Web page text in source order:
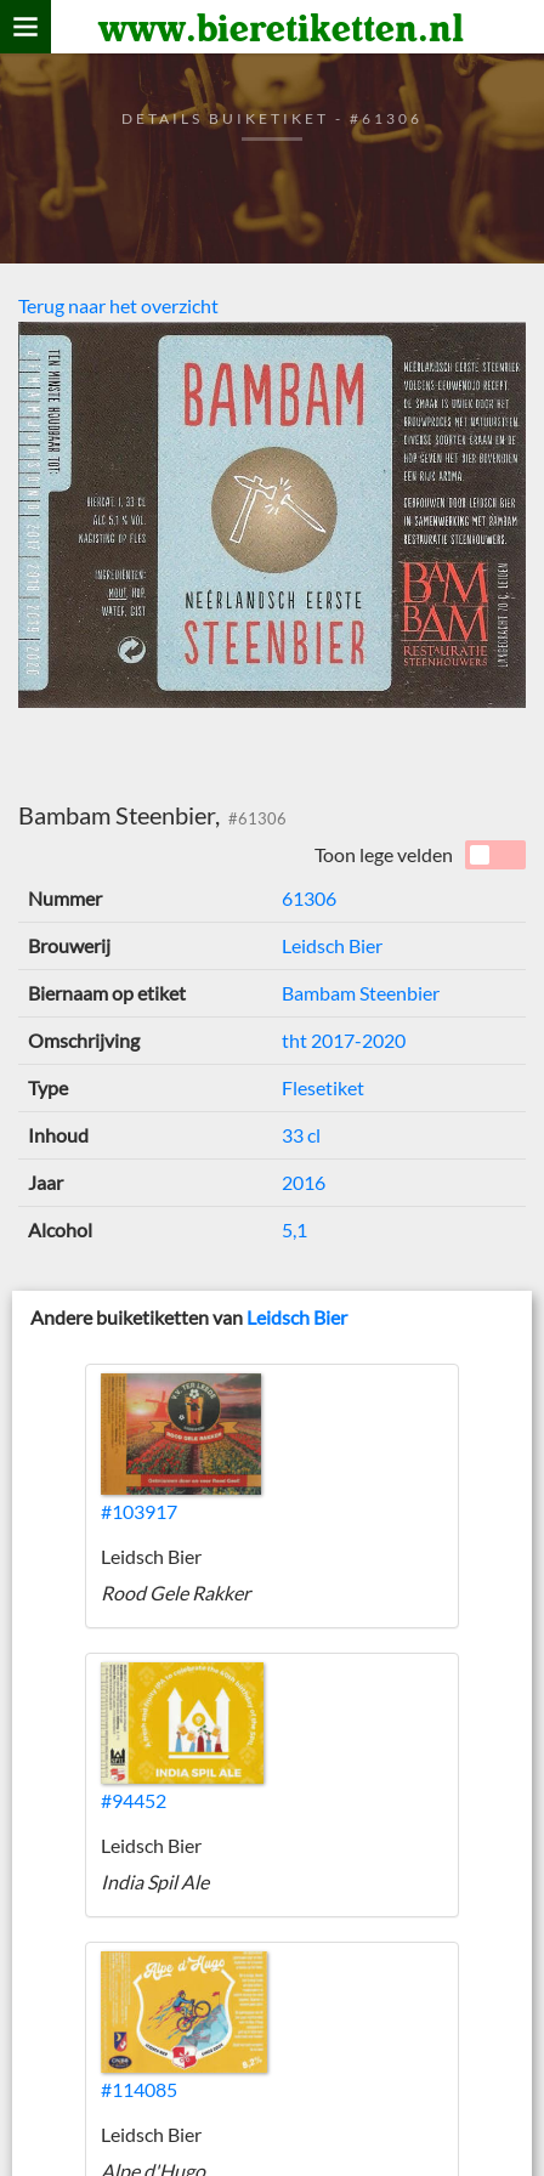
www.bieretiketten.nl
Home
verzamelen
De bierkaart
Bezoekers
DETAILS BUIKETIKET - #61306
Terug naar het overzicht
Bambam Steenbier, #61306
Toon lege velden
Nummer
61306
Brouwerij Leidsch Bier
Biernaam op etiket Bambam Steenbier
Omschrijving tht 2017-2020
Type Flesetiket
Inhoud 33 cl
Jaar 2016
Alcohol 5,1
Andere buiketiketten van Leidsch Bier
#103917
Leidsch Bier
Rood Gele Rakker
#94452
Leidsch Bier
India Spil Ale
#114085
Leidsch Bier
Alpe d'Hugo